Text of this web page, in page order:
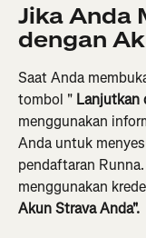
Jika Anda
dengan
Saat Anda
tombol " Lanjutkan
menggunakan
Anda untuk
pendaftaran
menggunakan
Akun Strava Anda".